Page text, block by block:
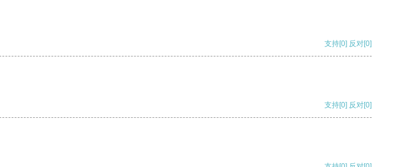
支持[0] 反对[0]
支持[0] 反对[0]